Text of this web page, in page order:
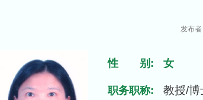
发布
性 别: 女
职务职称: 教授/博